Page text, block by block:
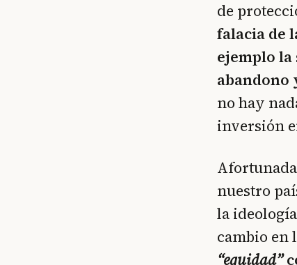
de
falacia de
ejemplo la
abandono
no hay
inversión
nuestro
la
cambio en
“equidad”